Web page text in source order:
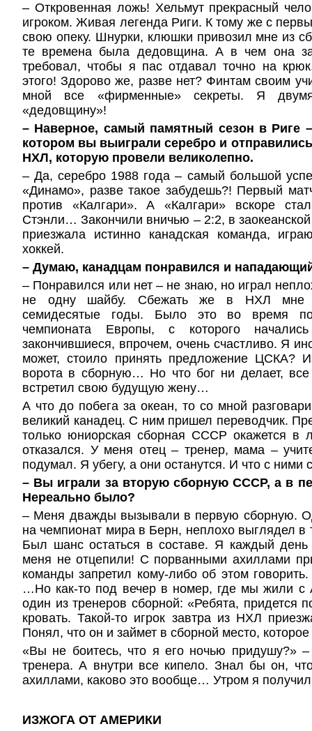
– Откровенная ложь! Хельмут прекрасный
игроком. Живая легенда Риги. К тому же с
свою опеку. Шнурки, клюшки привозил мне из
те времена была дедовщина. А в чем она
требовал, чтобы я пас отдавал точно на
этого! Здорово же, разве нет? Финтам своим
мной все «фирменные» секреты. Я
«дедовщину»!
– Наверное, самый памятный сезон в Риге
котором вы выиграли серебро и
НХЛ, которую провели великолепно.
– Да, серебро 1988 года – самый большой
«Динамо», разве такое забудешь?! Первый
против «Калгари». А «Калгари» вскоре
Стэнли… Закончили вничью – 2:2, в
приезжала истинно канадская команда,
хоккей.
– Думаю, канадцам понравился и
– Понравился или нет – не знаю, но играл
не одну шайбу. Сбежать же в НХЛ мне
семидесятые годы. Было это во время
чемпионата Европы, с которого
закончившиеся, впрочем, очень счастливо. Я
может, стоило принять предложение ЦСКА?
ворота в сборную… Но что бог ни делает,
встретил свою будущую жену…
А что до побега за океан, то со мной
великий канадец. С ним пришел переводчик.
только юниорская сборная СССР окажется в
отказался. У меня отец – тренер, мама –
подумал. Я убегу, а они останутся. И что с ними
– Вы играли за вторую сборную СССР, а в
Нереально было?
– Меня дважды вызывали в первую сборную.
на чемпионат мира в Берн, неплохо выглядел в
Был шанс остаться в составе. Я каждый день
меня не отцепили! С порванными ахиллами
команды запретил кому-либо об этом
…Но как-то под вечер в номер, где мы жили с
один из тренеров сборной: «Ребята, придется
кровать. Такой-то игрок завтра из НХЛ
Понял, что он и займет в сборной место,
«Вы не боитесь, что я его ночью придушу?»
тренера. А внутри все кипело. Знал бы он,
ахиллами, каково это вообще… Утром я
ИЗЖОГА ОТ АМЕРИКИ